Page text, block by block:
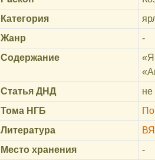
Категория
Жанр
-
Содержание
«Я
Статья ДНД
Тома НГБ
Литература
Место хранения
-